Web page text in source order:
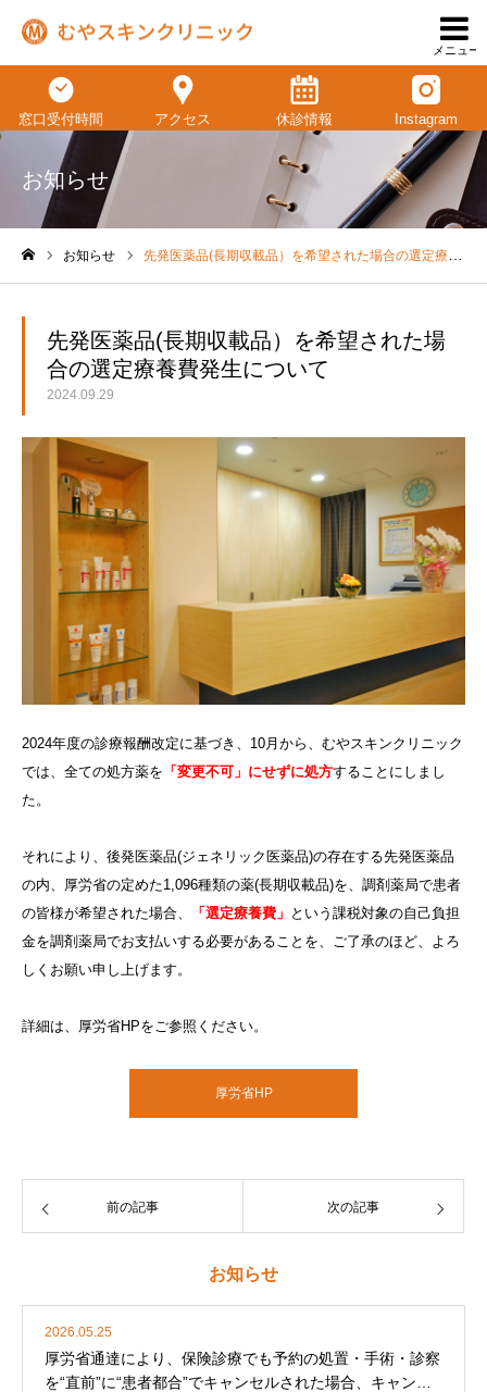
メニュー
窓口受付時間 アクセス 休診情報 Instagram
お知らせ
お知らせ 先発医薬品(長期収載品）を希望された場合の選定療養費発生について
先発医薬品(長期収載品）を希望された場
合の選定療養費発生について
2024.09.29
2024年度の診療報酬改定に基づき、10月から、むやスキンクリニック
では、全ての処方薬を 「変更不可」にせずに処方することにしまし
た。
それにより、後発医薬品(ジェネリック医薬品)の存在する先発医薬品
の内、厚労省の定めた1,096種類の薬(長期収載品)を、調剤薬局で患者
の皆様が希望された場合、
「選定療養費」 という課税対象の自己負担
金を調剤薬局でお支払いする必要があることを、ご了承のほど、よろ
しくお願い申し上げます。
詳細は、厚労省HPをご参照ください。
厚労省HP
前の記事 次の記事
お知らせ
2026.05.25
厚労省通達により、保険診療でも予約の処置・手術・診察
を“直前”に“患者都合”でキャンセルされた場合、キャンセ